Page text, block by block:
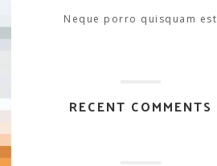
Neque porro quisquam est
RECENT COMMENTS